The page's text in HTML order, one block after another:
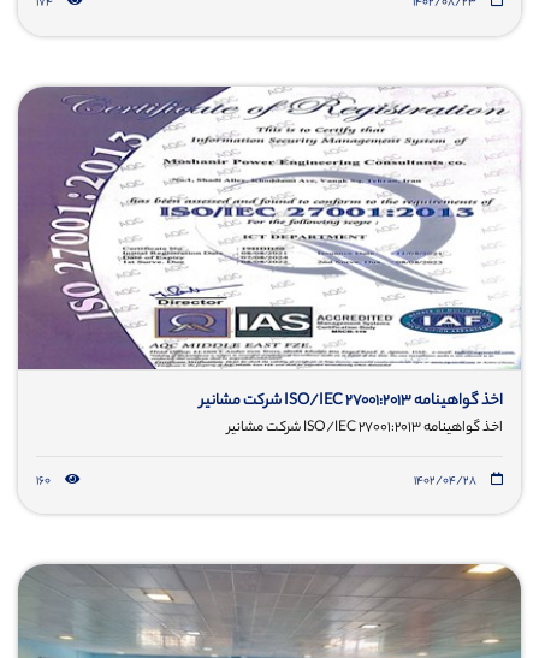
اخذ گواهینامه ISO/IEC 27001:2013 شرکت مشانیر
اخذ گواهینامه ISO/IEC 27001:2013 شرکت مشانیر
۱۴۰۲/۰۴/۲۸ 160